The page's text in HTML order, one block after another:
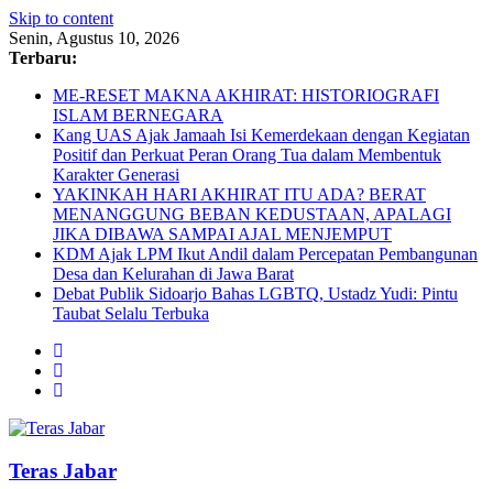
Skip to content
Senin, Agustus 10, 2026
Terbaru:
ME-RESET MAKNA AKHIRAT: HISTORIOGRAFI
ISLAM BERNEGARA
Kang UAS Ajak Jamaah Isi Kemerdekaan dengan Kegiatan
Positif dan Perkuat Peran Orang Tua dalam Membentuk
Karakter Generasi
YAKINKAH HARI AKHIRAT ITU ADA? BERAT
MENANGGUNG BEBAN KEDUSTAAN, APALAGI
JIKA DIBAWA SAMPAI AJAL MENJEMPUT
KDM Ajak LPM Ikut Andil dalam Percepatan Pembangunan
Desa dan Kelurahan di Jawa Barat
Debat Publik Sidoarjo Bahas LGBTQ, Ustadz Yudi: Pintu
Taubat Selalu Terbuka
Teras Jabar